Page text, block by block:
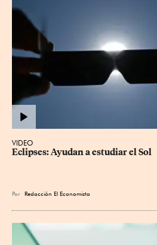
VIDEO
Eclipses: Ayudan a estudiar el Sol
Por Redacción El Economista